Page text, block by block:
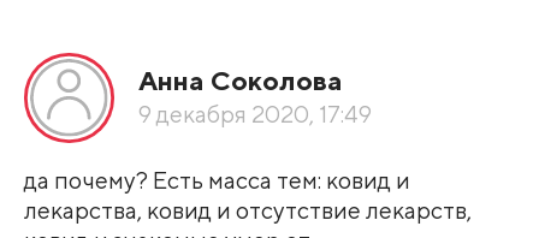
Анна Соколова
9 декабря 2020, 17:49
да почему? Есть масса тем: ковид и
лекарства, ковид и отсутствие лекарств,